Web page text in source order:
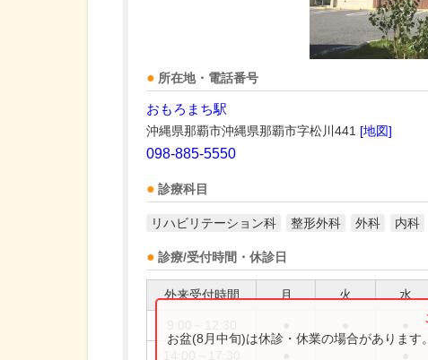
所在地・電話番号
おもろまち駅
沖縄県那覇市沖縄県那覇市字松川441 [地図]
098-885-5550
診療科目
リハビリテーション科 整形外科 外科 内科
診療/受付時間・休診日
外来受付時間 月 火 水
お盆(8月中旬)は休診・休業の場合があります